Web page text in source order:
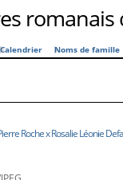
Calendrier Noms de famille
Roche x Rosalie Léonie